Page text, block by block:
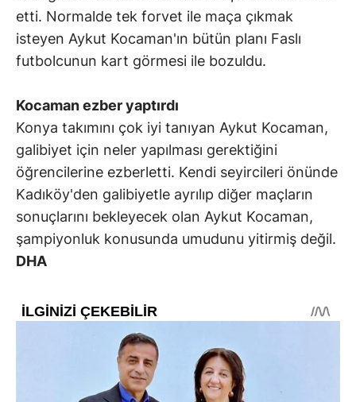
etti. Normalde tek forvet ile maça çıkmak
isteyen Aykut Kocaman'ın bütün planı Faslı
futbolcunun kart görmesi ile bozuldu.
Kocaman ezber yaptırdı
Konya takımını çok iyi tanıyan Aykut Kocaman,
galibiyet için neler yapılması gerektiğini
öğrencilerine ezberletti. Kendi seyircileri önünde
Kadıköy'den galibiyetle ayrılıp diğer maçların
sonuçlarını bekleyecek olan Aykut Kocaman,
şampiyonluk konusunda umudunu yitirmiş değil.
DHA